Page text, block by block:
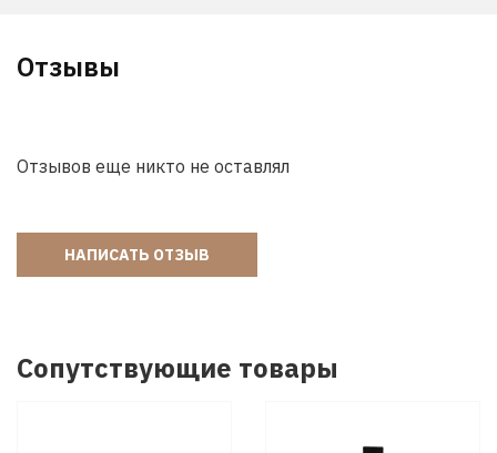
Отзывы
Отзывов еще никто не оставлял
НАПИСАТЬ ОТЗЫВ
Сопутствующие товары